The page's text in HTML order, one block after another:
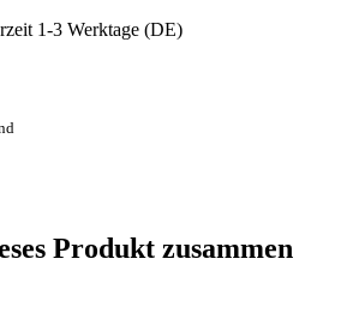
1-3 Werktage (DE)
Produkt zusammen